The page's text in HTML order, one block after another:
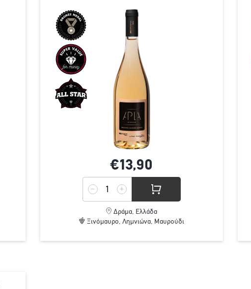
€13,90
Δράμα, Ελλάδα
Ξινόμαυρο, Λημνιώνα, Μαυρούδι